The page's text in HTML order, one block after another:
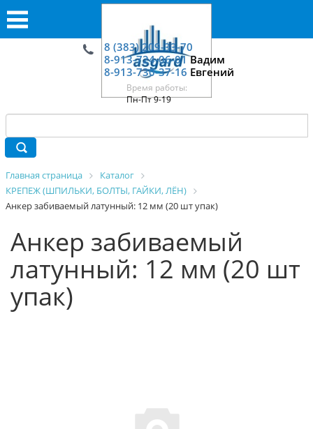
8 (383) 209-33-70
8-913-724-06-01Вадим
8-913-730-37-16 Евгений
Время работы:
Пн-Пт 9-19
Главная страница
Каталог
КРЕПЕЖ (ШПИЛЬКИ, БОЛТЫ, ГАЙКИ, ЛЁН)
Анкер забиваемый латунный: 12 мм (20 шт упак)
Анкер забиваемый
латунный: 12 мм (20 шт
упак)